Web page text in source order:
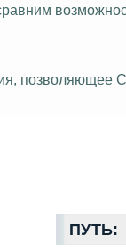
позволяющее
ПУТЬ: